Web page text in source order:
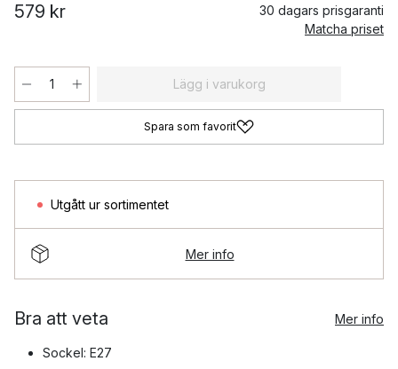
579 kr
30 dagars prisgaranti
Matcha priset
Lägg i varukorg
Spara som favorit
Utgått ur sortimentet
Mer info
Bra att veta Mer info
Sockel: E27